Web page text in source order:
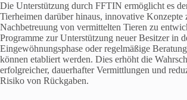
Die Unterstützung durch FFTIN ermöglicht es
Tierheimen darüber hinaus, innovative Konzepte
Nachbetreuung von vermittelten Tieren zu
Programme zur Unterstützung neuer Besitzer in
Eingewöhnungsphase oder regelmäßige
können etabliert werden. Dies erhöht die
erfolgreicher, dauerhafter Vermittlungen und
Risiko von Rückgaben.